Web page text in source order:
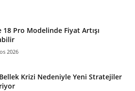
18 Pro Modelinde Fiyat Artışı
2026
Krizi Nedeniyle Yeni Stratejiler